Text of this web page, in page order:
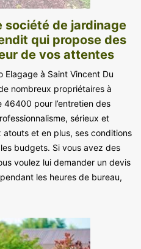
société de jardinage
qui propose des
de vos attentes
Elagage à Saint Vincent Du
nombreux propriétaires à
46400 pour l’entretien des
sérieux et
et en plus, ses conditions
budgets. Si vous avez des
voulez lui demander un devis
les heures de bureau,